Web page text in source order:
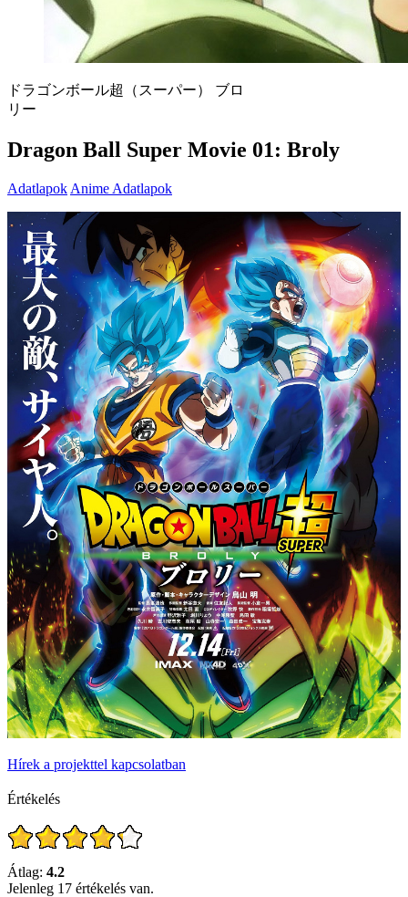
ドラゴンボール超（スーパー） ブロ
リー
Dragon Ball Super Movie 01: Broly
Adatlapok Anime Adatlapok
Hírek a projekttel kapcsolatban
Értékelés
Átlag: 4.2
Jelenleg 17 értékelés van.